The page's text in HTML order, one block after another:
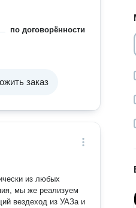
по договорённости
заказ
из любых
мы же реализуем
вездеход из УАЗа и